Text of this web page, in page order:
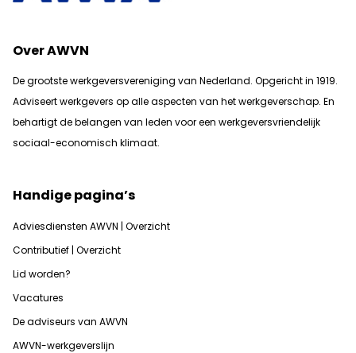
Over AWVN
De grootste werkgeversvereniging van Nederland. Opgericht in 1919.
Adviseert werkgevers op alle aspecten van het werkgeverschap. En
behartigt de belangen van leden voor een werkgeversvriendelijk
sociaal-economisch klimaat.
Handige pagina’s
Adviesdiensten AWVN | Overzicht
Contributief | Overzicht
Lid worden?
Vacatures
De adviseurs van AWVN
AWVN-werkgeverslijn